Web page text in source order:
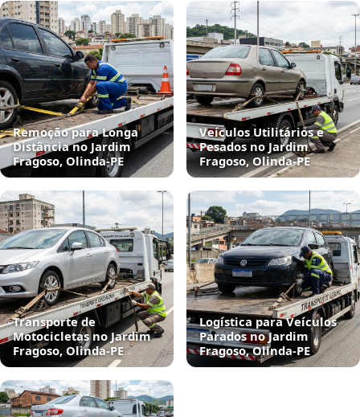
Remoção para Longa
Distância no Jardim
Fragoso, Olinda‑PE
Veículos Utilitários e
Pesados no Jardim
Fragoso, Olinda‑PE
Transporte de
Motocicletas no Jardim
Fragoso, Olinda‑PE
Logística para Veículos
Parados no Jardim
Fragoso, Olinda‑PE